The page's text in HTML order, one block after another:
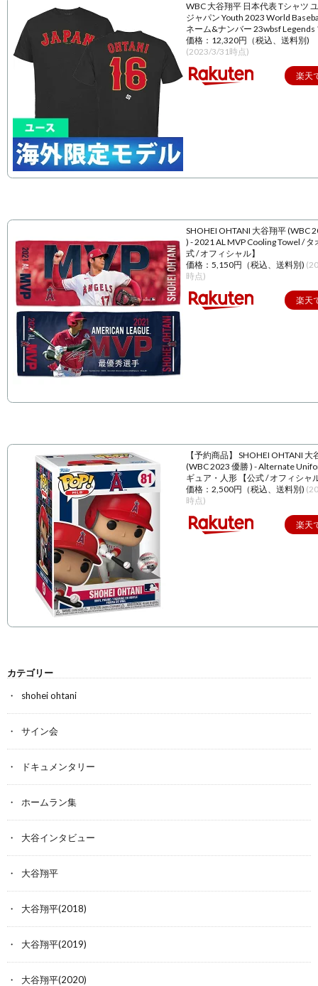
WBC 大谷翔平 日本代表 Tシャツ
ジャパン Youth 2023 World
ネーム&ナンバー 23wbsf Legends
価格：12,320円（税込、送料別)
(2023/3/31時点)
楽天
SHOHEI OHTANI 大谷翔平 (WBC
) - 2021 AL MVP Cooling Towel / タ
式 / オフィシャル】
価格：5,150円（税込、送料別)
時点)
楽天
【予約商品】 SHOHEI OHTANI 大
(WBC 2023 優勝 ) - Alternate
ギュア・人形 【公式 / オフィシャ
価格：2,500円（税込、送料別)
時点)
楽天
カテゴリー
shohei ohtani
サイン会
ドキュメンタリー
ホームラン集
大谷インタビュー
大谷翔平
大谷翔平(2018)
大谷翔平(2019)
大谷翔平(2020)